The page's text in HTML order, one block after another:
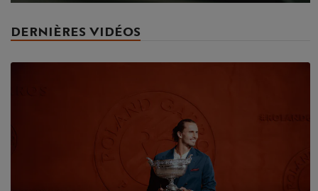
DERNIÈRES VIDÉOS